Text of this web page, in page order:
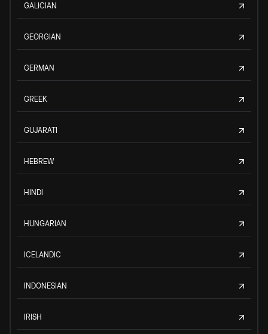
GALICIAN
GEORGIAN
GERMAN
GREEK
GUJARATI
HEBREW
HINDI
HUNGARIAN
ICELANDIC
INDONESIAN
IRISH